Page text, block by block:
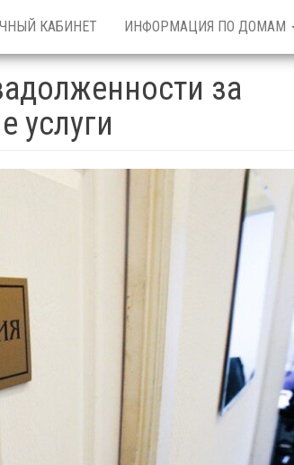
КАБИНЕТ ИНФОРМАЦИЯ ПО ДОМАМ
за
услуги